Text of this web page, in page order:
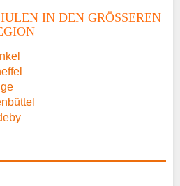
IN DEN GRÖSSEREN S